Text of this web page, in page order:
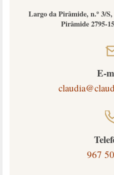
Largo da Pirâmide, n.º 3/
Pirâmide 2795-
E-
967